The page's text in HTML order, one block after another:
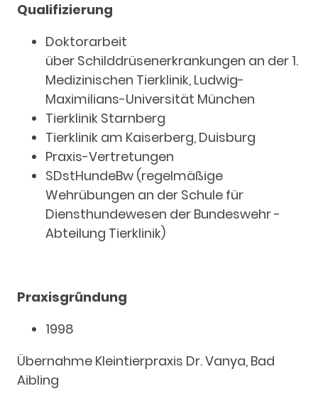
Qualifizierung
Doktorarbeit
über Schilddrüsenerkrankungen an der 1.
Medizinischen Tierklinik, Ludwig-
Maximilians-Universität München
Tierklinik Starnberg
Tierklinik am Kaiserberg, Duisburg
Praxis-Vertretungen
SDstHundeBw (regelmäßige
Wehrübungen an der Schule für
Diensthundewesen der Bundeswehr -
Abteilung Tierklinik)
Praxisgründung
1998
Übernahme Kleintierpraxis Dr. Vanya, Bad
Aibling